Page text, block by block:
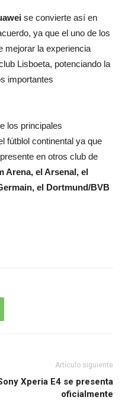
se convierte así en
ya que el uno de los
mejorar la experiencia
Lisboeta, potenciando la
importantes
los principales
fútblol continental ya que
en otros club de
Arena, el Arsenal, el
el Dortmund/BVB
Artículo siguiente
Xperia E4 se presenta
oficialmente